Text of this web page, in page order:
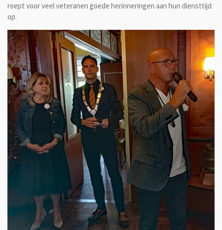
roept voor veel veteranen goede herinneringen aan hun diensttijd
op.